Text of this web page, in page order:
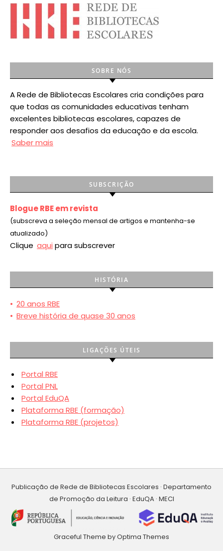
SOBRE NÓS
A Rede de Bibliotecas Escolares cria condições para
que todas as comunidades educativas tenham
excelentes bibliotecas escolares, capazes de
responder aos desafios da educação e da escola.
Saber mais
SUBSCRIÇÃO
Blogue RBE em revista
(subscreva a seleção mensal de artigos e mantenha-se
atualizado)
Clique aqui para subscrever
HISTÓRIA
• 20 anos RBE
• Breve história de quase 30 anos
LIGAÇÕES ÚTEIS
Portal RBE
Portal PNL
Portal EduQA
Plataforma RBE (formação)
Plataforma RBE (projetos)
Publicação de Rede de Bibliotecas Escolares · Departamento
de Promoção da Leitura · EduQA · MECI
Graceful Theme byOptima Themes